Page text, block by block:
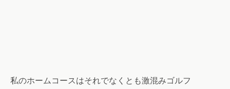
私のホームコースはそれでなくとも激混みゴルフ